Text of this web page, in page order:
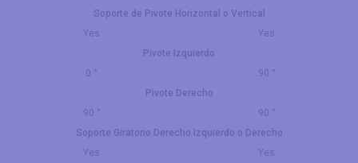
Soporte de Pivote Horizontal o Vertical
Yes
Yes
Pivote Izquierdo
0 °
90 °
Pivote Derecho
90 °
90 °
Soporte Giratorio Derecho Izquierdo o Derecho
Yes
Yes